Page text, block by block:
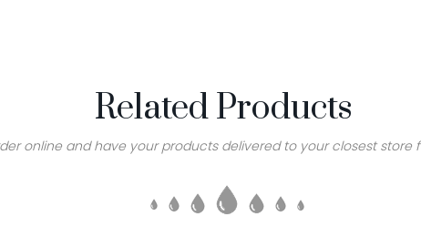
Related Products
online and have your products delivered to your closest store